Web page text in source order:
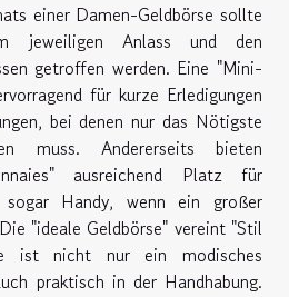
einer Damen-Geldbörse sollte
jeweiligen Anlass und den
getroffen werden. Eine "Mini-
für kurze Erledigungen
bei denen nur das Nötigste
muss. Andererseits bieten
ausreichend Platz für
Handy, wenn ein großer
"ideale Geldbörse" vereint "Stil
ist nicht nur ein modisches
praktisch in der Handhabung.